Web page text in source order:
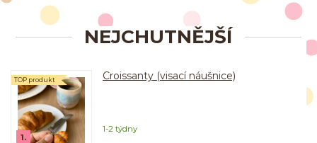
NEJCHUTNĚJŠÍ
1.
Croissanty (visací náušnice)
1-2 týdny
TOP produkt